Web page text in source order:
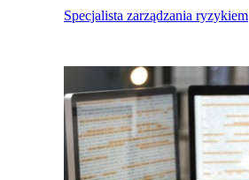
Specjalista zarządzania ryzykiem